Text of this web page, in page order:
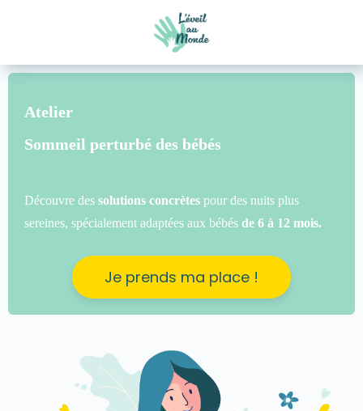
Atelier
Sommeil perturbé des bébés
Découvre des solutions concrètes pour des nuits plus
sereines, spécialement adaptées aux bébés de 6 à 12 mois.
Je prends ma place !